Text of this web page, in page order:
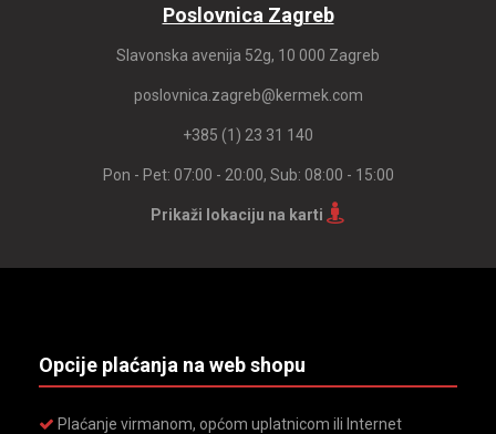
Poslovnica Zagreb
Slavonska avenija 52g, 10 000 Zagreb
poslovnica.zagreb@kermek.com
+385 (1) 23 31 140
Pon - Pet: 07:00 - 20:00, Sub: 08:00 - 15:00
Prikaži lokaciju na karti
Opcije plaćanja na web shopu
Plaćanje virmanom, općom uplatnicom ili Internet